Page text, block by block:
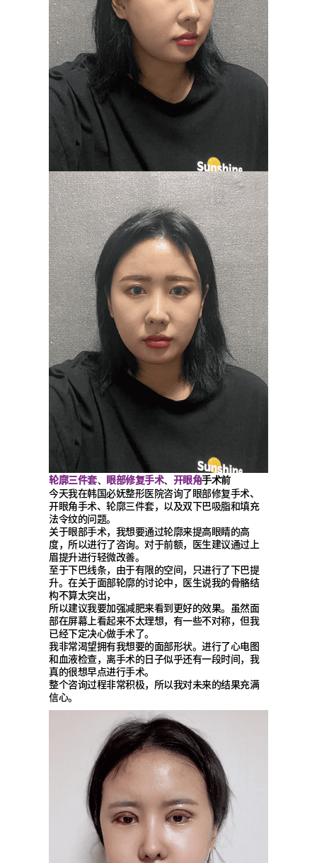
轮廓三件套、 眼部修复手术、 开眼角手术前
今天我在韩国必妩整形医院咨询了眼部修复手术、
开眼角手术、轮廓三件套，以及双下巴吸脂和填充
法令纹的问题。
关于眼部手术，我想要通过轮廓来提高眼睛的高
度，所以进行了咨询。对于前额，医生建议通过上
眉提升进行轻微改善。
至于下巴线条，由于有限的空间，只进行了下巴提
升。在关于面部轮廓的讨论中，医生说我的骨骼结
构不算太突出，
所以建议我要加强减肥来看到更好的效果。虽然面
部在屏幕上看起来不太理想，有一些不对称，但我
已经下定决心做手术了。
我非常渴望拥有我想要的面部形状。进行了心电图
和血液检查，离手术的日子似乎还有一段时间，我
真的很想早点进行手术。
整个咨询过程非常积极，所以我对未来的结果充满
信心。